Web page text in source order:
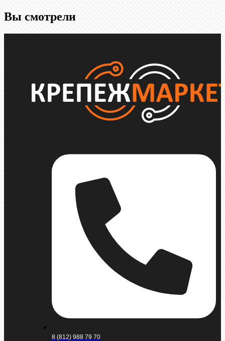
Вы смотрели
8 (812) 988 79 70